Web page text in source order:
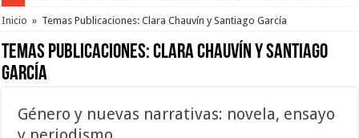
Inicio » Temas Publicaciones: Clara Chauvín y Santiago García
Temas Publicaciones:Clara Chauvín y Santiago
García
Género y nuevas narrativas: novela, ensayo